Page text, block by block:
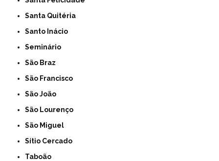
Santa Quitéria
Santo Inácio
Seminário
São Braz
São Francisco
São João
São Lourenço
São Miguel
Sítio Cercado
Taboão